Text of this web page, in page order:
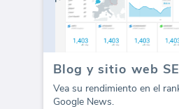
Vea su rendimiento en el
Google News.